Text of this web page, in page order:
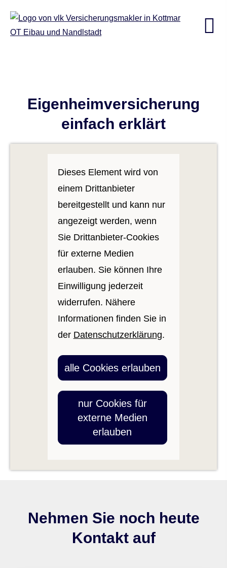
Eigenheimversicherung
einfach erklärt
Dieses Element wird von
einem Drittanbieter
bereitgestellt und kann nur
angezeigt werden, wenn
Sie Drittanbieter-Cookies
für externe Medien
erlauben. Sie können Ihre
Einwilligung jederzeit
widerrufen. Nähere
Informationen finden Sie in
der Datenschutzerklärung.
alle Cookies erlauben
nur Cookies für
externe Medien
erlauben
Nehmen Sie noch heute
Kontakt auf